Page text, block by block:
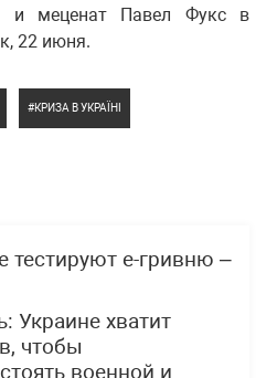
и меценат Павел Фукс в
22 июня.
КРИЗА В УКРАЇНІ
тестируют е-гривню –
Украине хватит
чтобы
военной и